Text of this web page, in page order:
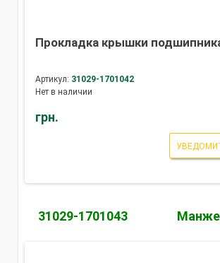
Прокладка крышки
Артикул: 31029-1701042
Нет в наличии
грн.
31029-1701043